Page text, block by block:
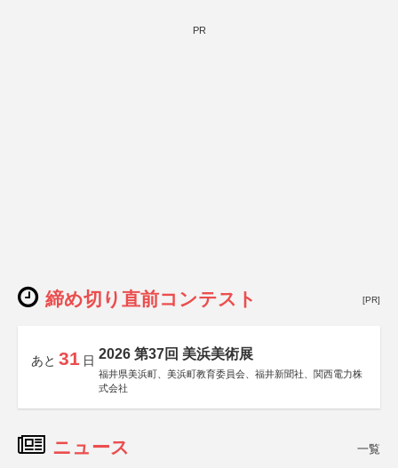
PR
締め切り直前コンテスト [PR]
あと 31 日 2026 第37回 美浜美術展
福井県美浜町、美浜町教育委員会、福井新聞社、関西電力株
式会社
ニュース 一覧